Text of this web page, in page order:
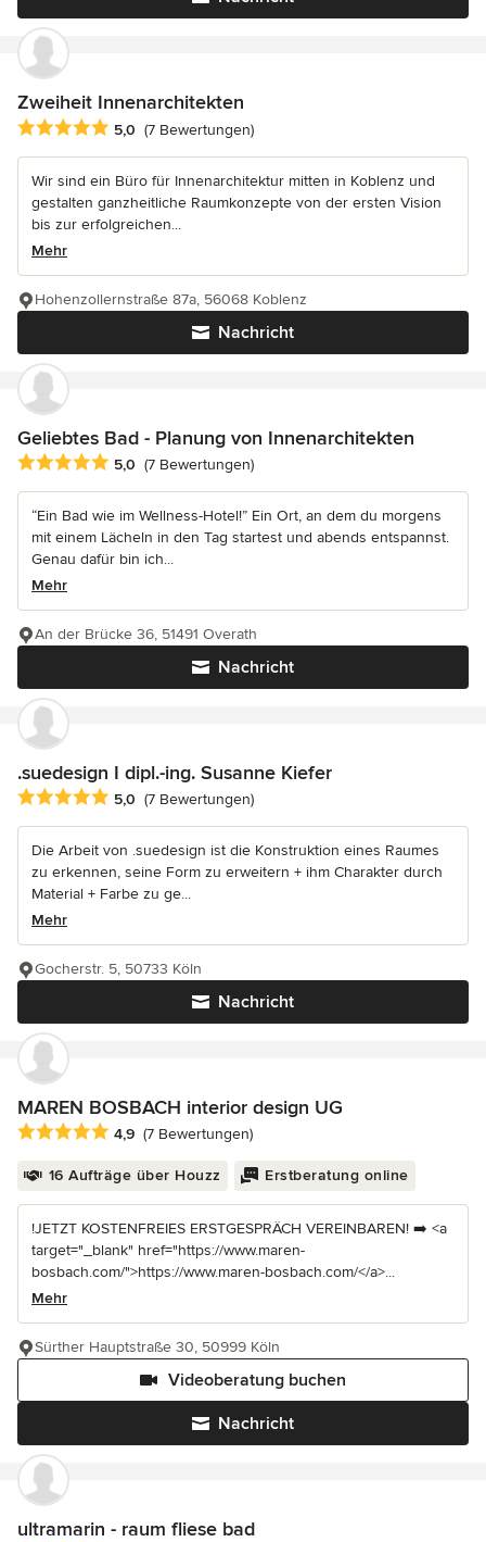
Zweiheit Innenarchitekten
Durchschnittliche Bewertung: 5 von 5 Sternen
5,0 (7 Bewertungen)
Wir sind ein Büro für Innenarchitektur mitten in Koblenz und
gestalten ganzheitliche Raumkonzepte von der ersten Vision
bis zur erfolgreichen...
Mehr
Nachricht
Hohenzollernstraße 87a, 56068 Koblenz
Geliebtes Bad - Planung von Innenarchitekten
Durchschnittliche Bewertung: 5 von 5 Sternen
5,0 (7 Bewertungen)
“Ein Bad wie im Wellness-Hotel!” Ein Ort, an dem du morgens
mit einem Lächeln in den Tag startest und abends entspannst.
Genau dafür bin ich...
Mehr
Nachricht
An der Brücke 36, 51491 Overath
.suedesign I dipl.-ing. Susanne Kiefer
Durchschnittliche Bewertung: 5 von 5 Sternen
5,0 (7 Bewertungen)
Die Arbeit von .suedesign ist die Konstruktion eines Raumes
zu erkennen, seine Form zu erweitern + ihm Charakter durch
Material + Farbe zu ge...
Mehr
Nachricht
Gocherstr. 5, 50733 Köln
MAREN BOSBACH interior design UG
Durchschnittliche Bewertung: 4.9 von 5 Sternen
4,9 (7 Bewertungen)
16 Aufträge über Houzz Erstberatung online
!JETZT KOSTENFREIES ERSTGESPRÄCH VEREINBAREN! ➡️ <a
target="_blank" href="https://www.maren-
bosbach.com/">https://www.maren-bosbach.com/</a>...
Mehr
Nachricht
Videoberatung buchen
Sürther Hauptstraße 30, 50999 Köln
ultramarin - raum fliese bad